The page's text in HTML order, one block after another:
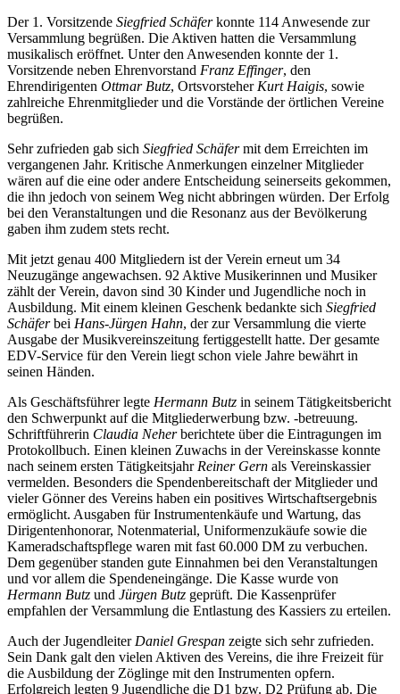
Der 1. Vorsitzende Siegfried Schäferkonnte 114 Anwesende zur
Versammlung begrüßen. Die Aktiven hatten die Versammlung
musikalisch eröffnet. Unter den Anwesenden konnte der 1.
Vorsitzende neben Ehrenvorstand Franz Effinger, den
Ehrendirigenten Ottmar Butz, Ortsvorsteher Kurt Haigis, sowie
zahlreiche Ehrenmitglieder und die Vorstände der örtlichen Vereine
begrüßen.
Sehr zufrieden gab sich Siegfried Schäfermit dem Erreichten im
vergangenen Jahr. Kritische Anmerkungen einzelner Mitglieder
wären auf die eine oder andere Entscheidung seinerseits gekommen,
die ihn jedoch von seinem Weg nicht abbringen würden. Der Erfolg
bei den Veranstaltungen und die Resonanz aus der Bevölkerung
gaben ihm zudem stets recht.
Mit jetzt genau 400 Mitgliedern ist der Verein erneut um 34
Neuzugänge angewachsen. 92 Aktive Musikerinnen und Musiker
zählt der Verein, davon sind 30 Kinder und Jugendliche noch in
Ausbildung. Mit einem kleinen Geschenk bedankte sich Siegfried
Schäferbei Hans-Jürgen Hahn, der zur Versammlung die vierte
Ausgabe der Musikvereinszeitung fertiggestellt hatte. Der gesamte
EDV-Service für den Verein liegt schon viele Jahre bewährt in
seinen Händen.
Als Geschäftsführer legte Hermann Butz in seinem Tätigkeitsbericht
den Schwerpunkt auf die Mitgliederwerbung bzw. -betreuung.
Schriftführerin Claudia Neherberichtete über die Eintragungen im
Protokollbuch. Einen kleinen Zuwachs in der Vereinskasse konnte
nach seinem ersten Tätigkeitsjahr Reiner Gern als Vereinskassier
vermelden. Besonders die Spendenbereitschaft der Mitglieder und
vieler Gönner des Vereins haben ein positives Wirtschaftsergebnis
ermöglicht. Ausgaben für Instrumentenkäufe und Wartung, das
Dirigentenhonorar, Notenmaterial, Uniformenzukäufe sowie die
Kameradschaftspflege waren mit fast 60.000 DM zu verbuchen.
Dem gegenüber standen gute Einnahmen bei den Veranstaltungen
und vor allem die Spendeneingänge. Die Kasse wurde von
Hermann Butz und Jürgen Butz geprüft. Die Kassenprüfer
empfahlen der Versammlung die Entlastung des Kassiers zu erteilen.
Auch der Jugendleiter Daniel Grespan zeigte sich sehr zufrieden.
Sein Dank galt den vielen Aktiven des Vereins, die ihre Freizeit für
die Ausbildung der Zöglinge mit den Instrumenten opfern.
Erfolgreich legten 9 Jugendliche die D1 bzw. D2 Prüfung ab. Die